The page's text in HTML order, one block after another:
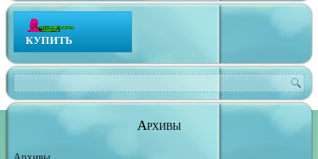
КУПИТЬ
Архивы
Архивы